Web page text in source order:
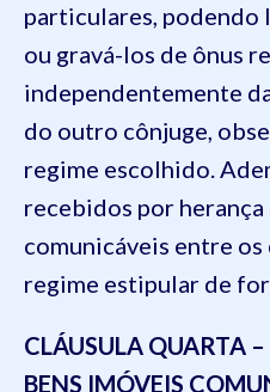
particulares, podendo
ou gravá-los de ônus
independentemente
do outro cônjuge,
regime escolhido.
recebidos por herança
comunicáveis entre os
regime estipular de
CLÁUSULA QUARTA
BENS IMÓVEIS